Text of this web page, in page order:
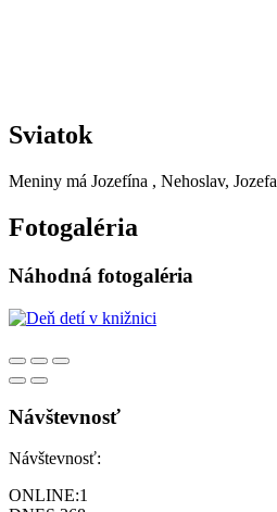
Sviatok
Meniny má Jozefína , Nehoslav, Jozefa
Fotogaléria
Náhodná fotogaléria
Návštevnosť
Návštevnosť:
ONLINE:1